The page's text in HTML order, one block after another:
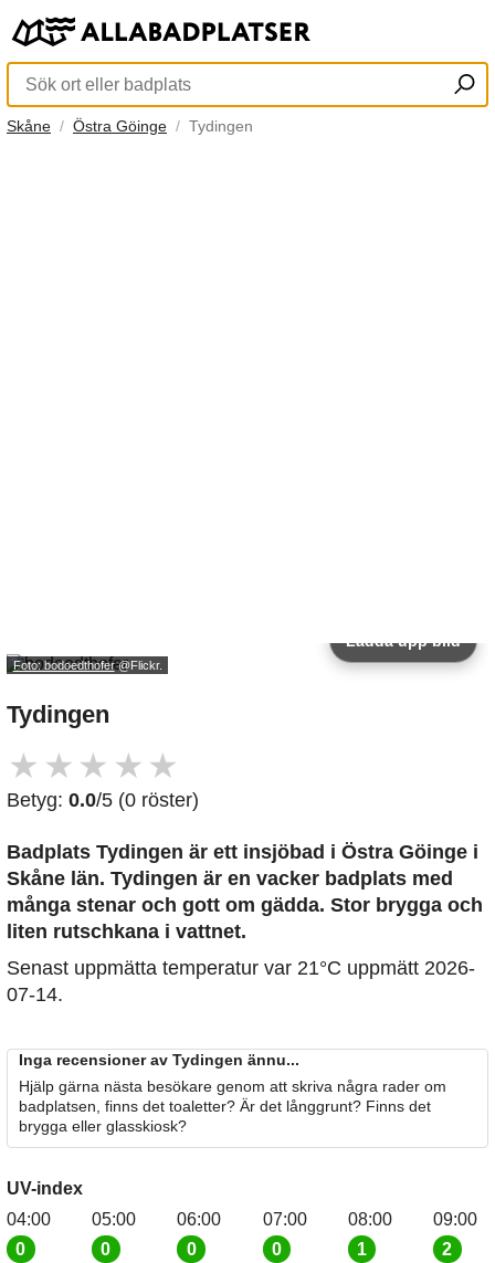
Skåne Östra Göinge Tydingen
Foto: bodoedthofer@Flickr.
Ladda upp bild
Tydingen
★ ★ ★ ★ ★
Betyg: 0.0/5 (0 röster)
Badplats Tydingen är ett insjöbad i Östra Göinge i
Skåne län. Tydingen är en vacker badplats med
många stenar och gott om gädda. Stor brygga och
liten rutschkana i vattnet.
Senast uppmätta temperatur var 21°C uppmätt 2026-
07-14.
Inga recensioner av Tydingen ännu...
Hjälp gärna nästa besökare genom att skriva några rader om
badplatsen, finns det toaletter? Är det långgrunt? Finns det
brygga eller glasskiosk?
UV-index
04:00
0
05:00
0
06:00
0
07:00
0
08:00
1
09:00
2